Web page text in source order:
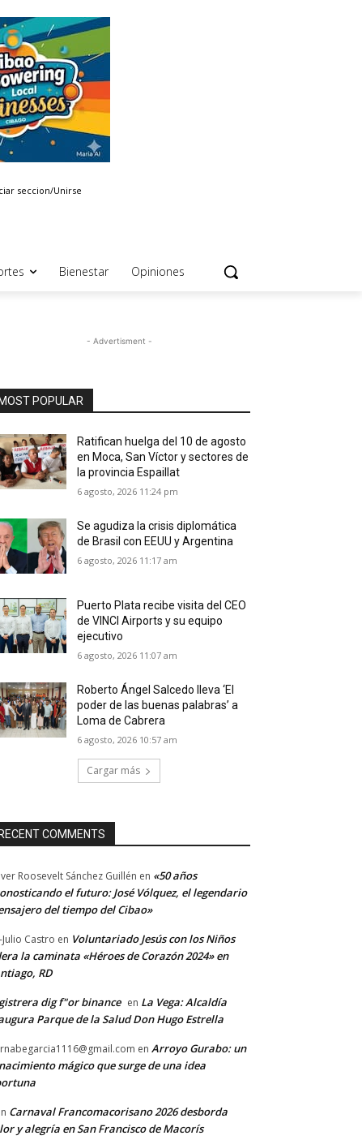
seccion/Unirse
Bienestar Opiniones
- Advertisment -
MOST POPULAR
Ratifican huelga del 10 de agosto
en Moca, San Víctor y sectores de
la provincia Espaillat
6 agosto, 2026 11:24 pm
Se agudiza la crisis diplomática
de Brasil con EEUU y Argentina
6 agosto, 2026 11:17 am
Puerto Plata recibe visita del CEO
de VINCI Airports y su equipo
ejecutivo
6 agosto, 2026 11:07 am
Roberto Ángel Salcedo lleva ‘El
poder de las buenas palabras’ a
Loma de Cabrera
6 agosto, 2026 10:57 am
Cargar más
RECENT COMMENTS
Roosevelt Sánchez Guillén en «50 años
el futuro: José Vólquez, el legendario
del tiempo del Cibao»
Julio Castro en Voluntariado Jesús con los Niños
la caminata «Héroes de Corazón 2024» en
RD
dig f"or binance en La Vega: Alcaldía
Parque de la Salud Don Hugo Estrella
en Arroyo Gurabo: un
mágico que surge de una idea
Carnaval Francomacorisano 2026 desborda
y alegría en San Francisco de Macorís